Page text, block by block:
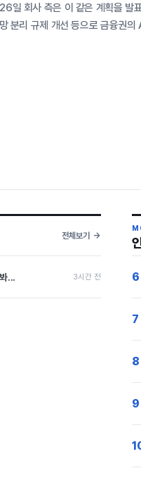
일 회사 측은 이 같은 계획을 발
분리 규제 개선 등으로 금융권의
전체보기
... 3시간 전 6
7
8
9